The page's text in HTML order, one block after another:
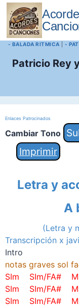
Saltar
contenido
- BALADA RITMICA |-
Patricio Rey
Enlaces Patrocinados
Cambiar Tono
Imprimir
Letra y
A
(Letra y
Transcripción x
Intro
notas graves sol
SIm SIm/FA#
SIm SIm/FA#
SIm SIm/FA#